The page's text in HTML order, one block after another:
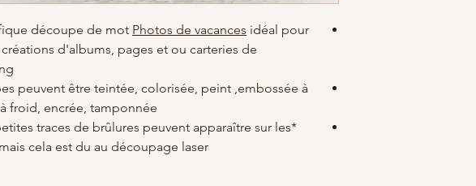
découpe de mot Photos de vacances idéal pour
d'albums, pages et ou carteries de
peuvent être teintée, colorisée, peint ,embossée à
froid, encrée, tamponnée ...
traces de brûlures peuvent apparaître sur les
cela est du au découpage laser.